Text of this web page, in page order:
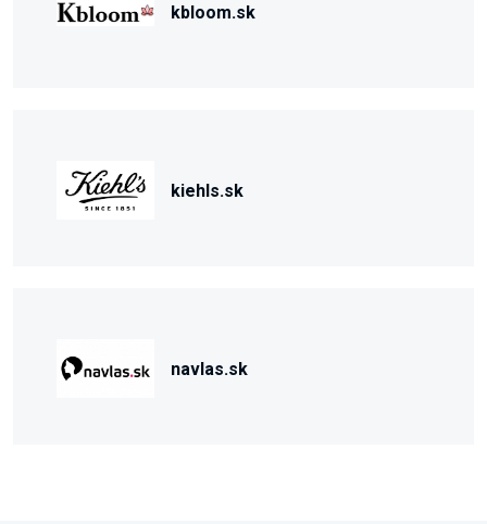
kbloom.sk
kiehls.sk
navlas.sk